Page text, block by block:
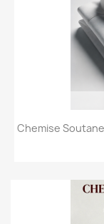
Chemise Soutane